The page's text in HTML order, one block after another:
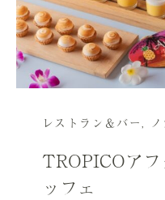
レストラン＆バー
TROPICOア
ッフェ